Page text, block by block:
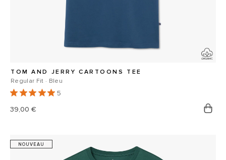
TOM AND JERRY CARTOONS TEE
Regular Fit · Bleu
5
Prix
39,00 €
NOUVEAU